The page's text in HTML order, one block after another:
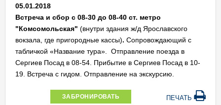
05.01.2018
Встреча и сбор с 08-30 до 08-40 ст. метро
"Комсомольская" (внутри здания ж/д Ярославского
вокзала, где пригородные кассы). Сопровождающий с
табличкой «Название тура». Отправление поезда в
Сергиев Посад в 08-54. Прибытие в Сергиев Посад в 10-
19. Встреча с гидом. Отправление на экскурсию.
ЗАБРОНИРОВАТЬ ПЕЧАТЬ